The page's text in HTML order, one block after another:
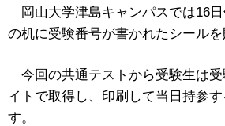
岡山大学津島キャンパスでは16
の机に受験番号が書かれたシールを
今回の共通テストから受験生は
イトで取得し、印刷して当日持参
す。